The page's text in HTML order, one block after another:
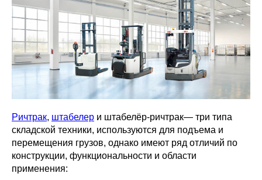
Ричтрак, штабелер и штабелёр-ричтрак— три типа
складской техники, используются для подъема и
перемещения грузов, однако имеют ряд отличий по
конструкции, функциональности и области
применения: